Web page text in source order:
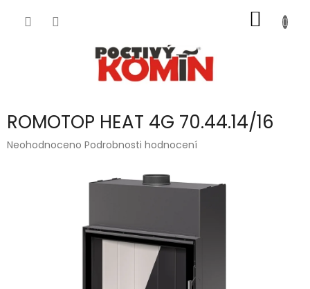
KOŠÍK
ROMOTOP HEAT 4G 70.44.14/16
Průměrné
Neohodnoceno Podrobnosti hodnocení